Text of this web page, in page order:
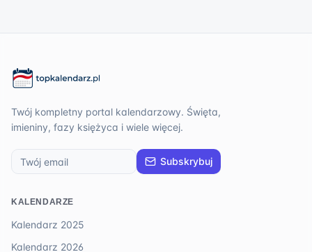
Twój kompletny portal kalendarzowy. Święta,
imieniny, fazy księżyca i wiele więcej.
Subskrybuj
KALENDARZE
Kalendarz 2025
Kalendarz 2026